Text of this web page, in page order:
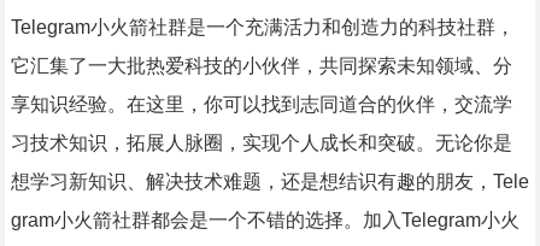
Telegram小火箭社群是一个充满活力和创造力的科技社群，
它汇集了一大批热爱科技的小伙伴，共同探索未知领域、分
享知识经验。在这里，你可以找到志同道合的伙伴，交流学
习技术知识，拓展人脉圈，实现个人成长和突破。无论你是
想学习新知识、解决技术难题，还是想结识有趣的朋友，Tele
gram小火箭社群都会是一个不错的选择。加入Telegram小火